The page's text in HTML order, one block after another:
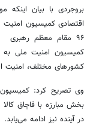
بروجردی با بیان اینکه
اقتصادی کمیسیون امنیت
٩۶ مقام معظم
کمیسیون امنیت ملی
کشورهای مختلف، امنیت
وی تصریح کرد:
بخش مبارزه با قاچاق
در آینده نیز ادامه می‌یابد.